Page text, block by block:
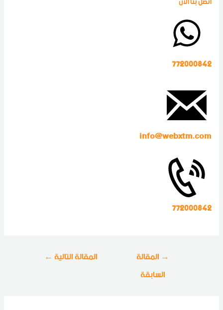
772000842
info@webxtm.com
772000842
→المقالة
السابقة
المقالة التالية←